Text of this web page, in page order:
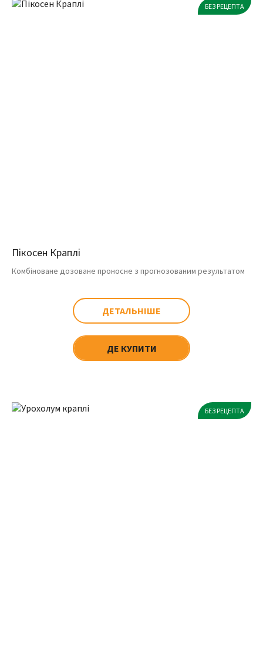
БЕЗ РЕЦЕПТА
Пікосен Краплі
Комбіноване дозоване проносне з прогнозованим результатом
ДЕТАЛЬНІШЕ
ДЕ КУПИТИ
БЕЗ РЕЦЕПТА